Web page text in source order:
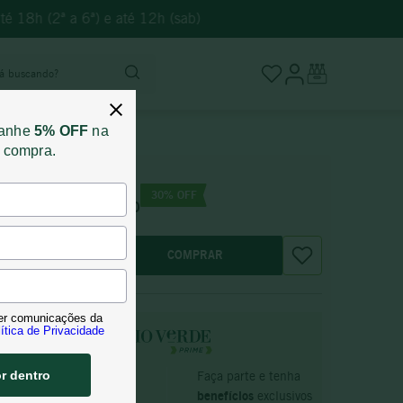
18h (2ª a 6ª) e até 12h (sab)
R$ 153,69
90
30 % OFF
COMPRAR
SÓCIO PRIME Faça parte e tenha
benefícios exclusivos
5% OFF na
comunicações da
de Privacidade
dentro